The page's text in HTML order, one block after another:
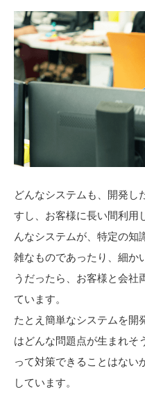
どんなシステムも、開発し
すし、お客様に長い間利用
んなシステムが、特定の知
雑なものであったり、細か
うだったら、お客様と会社
ています。
たとえ簡単なシステムを開
はどんな問題点が生まれそ
って対策できることはない
しています。